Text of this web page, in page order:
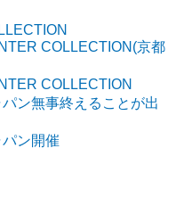
COLLECTION(京都
COLLECTION
ン無事終えることが出
ン開催